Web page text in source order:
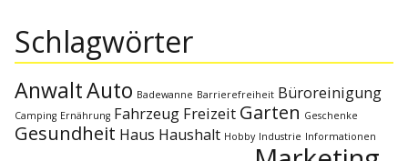
i
g
a
Schlagwörter
AnwaltAuto Badewanne Barrierefreiheit Büroreinigung
Camping Ernährung Fahrzeug Freizeit Garten Geschenke
Gesundheit Haus Haushalt Hobby Industrie Informationen